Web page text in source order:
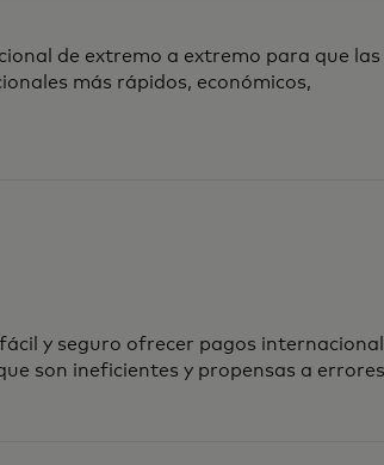
de extremo a extremo para que las
más rápidos, económicos,
y seguro ofrecer pagos
son ineficientes y propensas a